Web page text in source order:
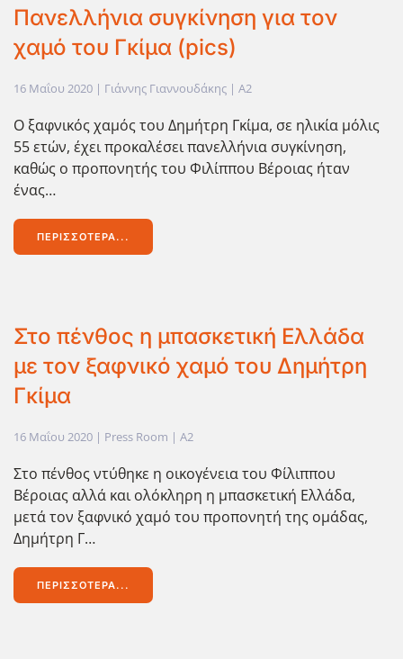
Πανελλήνια συγκίνηση για τον
χαμό του Γκίμα (pics)
16 Μαΐου 2020 | Γιάννης Γιαννουδάκης | A2
Ο ξαφνικός χαμός του Δημήτρη Γκίμα, σε ηλικία μόλις
55 ετών, έχει προκαλέσει πανελλήνια συγκίνηση,
καθώς ο προπονητής του Φιλίππου Βέροιας ήταν
ένας…
ΠΕΡΙΣΣΌΤΕΡΑ...
Στο πένθος η μπασκετική Ελλάδα
με τον ξαφνικό χαμό του Δημήτρη
Γκίμα
16 Μαΐου 2020 | Press Room | A2
Στο πένθος ντύθηκε η οικογένεια του Φίλιππου
Βέροιας αλλά και ολόκληρη η μπασκετική Ελλάδα,
μετά τον ξαφνικό χαμό του προπονητή της ομάδας,
Δημήτρη Γ…
ΠΕΡΙΣΣΌΤΕΡΑ...